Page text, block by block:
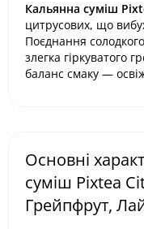
Кальянна суміш
цитрусових, що
Поєднання
злегка гіркуватого
баланс смаку —
Основні
суміш Pixtea
Грейпфрут,